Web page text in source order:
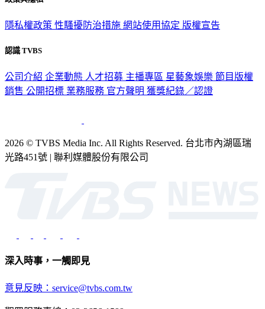
隱私權政策 性騷擾防治措施 網站使用協定 版權宣告
認識 TVBS
公司介紹 企業動態 人才招募 主播專區 星藝象娛樂 節目版權
銷售 公開招標 業務服務 官方聲明 獲獎紀錄／認證
2026 © TVBS Media Inc. All Rights Reserved. 台北市內湖區瑞
光路451號 | 聯利媒體股份有限公司
深入時事，一觸即見
意見反映：service@tvbs.com.tw